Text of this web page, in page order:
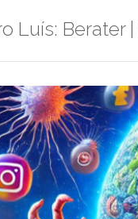
Luís: Berater